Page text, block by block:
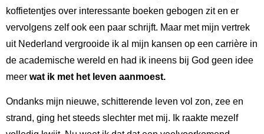
koffietentjes over interessante boeken gebogen zit en er
vervolgens zelf ook een paar schrijft. Maar met mijn vertrek
uit Nederland vergrooide ik al mijn kansen op een carrière in
de academische wereld en had ik ineens bij God geen idee
meer wat ik met het leven aanmoest.
Ondanks mijn nieuwe, schitterende leven vol zon, zee en
strand, ging het steeds slechter met mij. Ik raakte mezelf